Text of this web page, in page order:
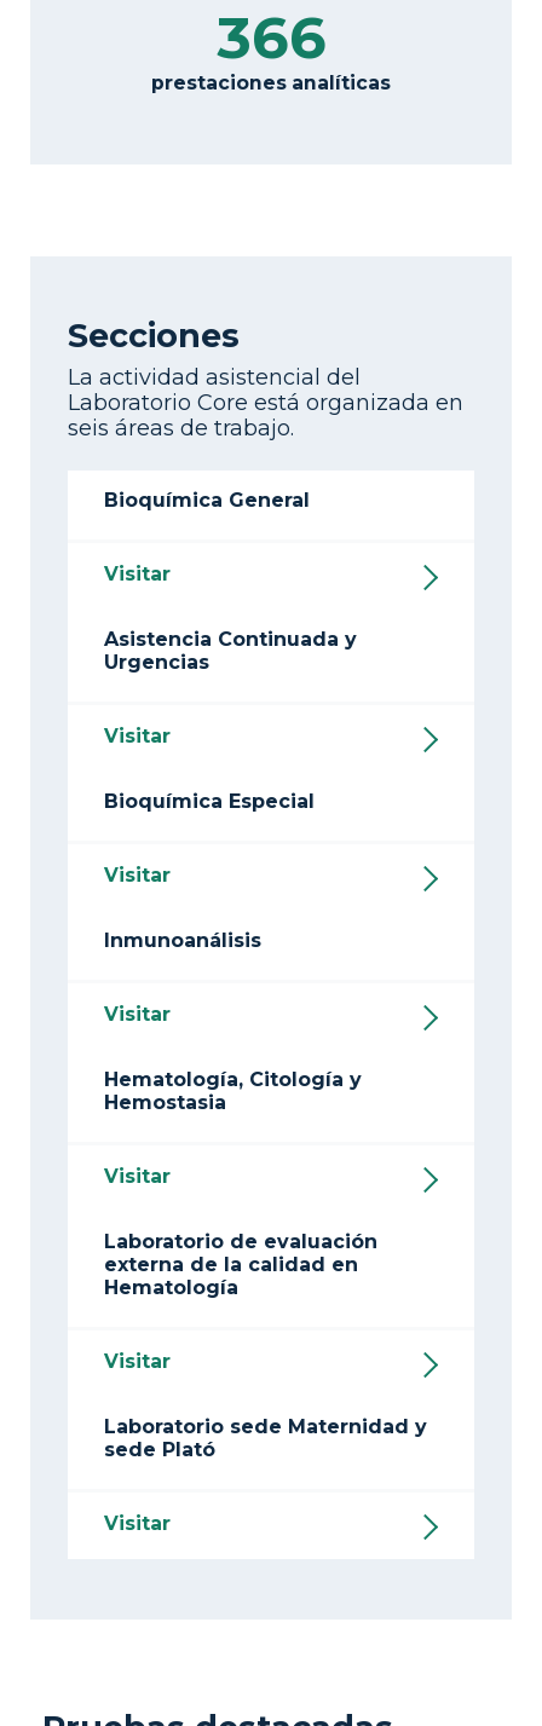
366
prestaciones analíticas
Secciones
La actividad asistencial del
Laboratorio Core está organizada en
seis áreas de trabajo.
Bioquímica General
Visitar
Asistencia Continuada y
Urgencias
Visitar
Bioquímica Especial
Visitar
Inmunoanálisis
Visitar
Hematología, Citología y
Hemostasia
Visitar
Laboratorio de evaluación
externa de la calidad en
Hematología
Visitar
Laboratorio sede Maternidad y
sede Plató
Visitar